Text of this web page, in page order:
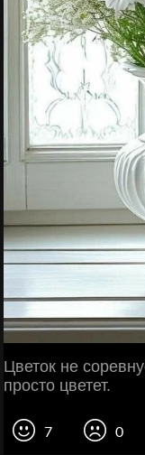
Цветок не
просто цветет.
7 0